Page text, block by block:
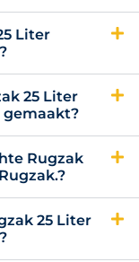
Liter
25 Liter
gemaakt?
Rugzak
25 Liter